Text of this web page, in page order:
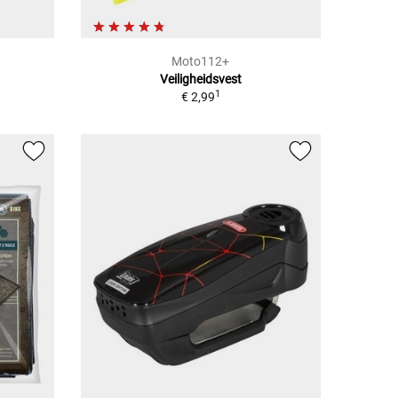
Moto112+
Veiligheidsvest
€ 2,991